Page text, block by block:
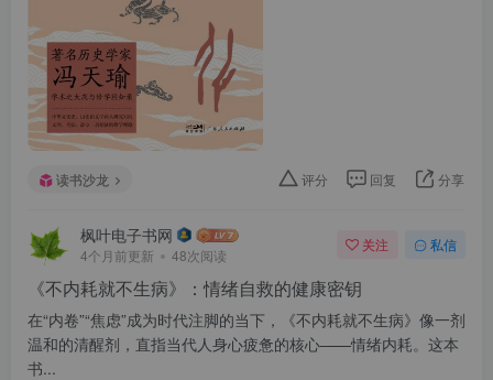
读书沙龙 评分 回复 分享
枫叶电子书网
4个月前更新 48次阅读
关注 私信
《不内耗就不生病》：情绪自救的健康密钥
在“内卷”“焦虑”成为时代注脚的当下，《不内耗就不生病》像一剂
温和的清醒剂，直指当代人身心疲惫的核心——情绪内耗。这本
书...